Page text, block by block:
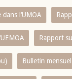
l‘UMOA
Rapport
Bulletin